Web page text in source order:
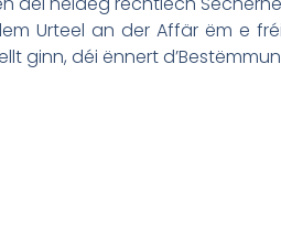
Urteel an der Affär ëm e
ginn, déi ënnert